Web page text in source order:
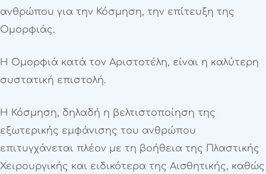
ανθρώπου για την Κόσμηση, την επίτευξη της
Ομορφιάς.
Η Ομορφιά κατά τον Αριστοτέλη, είναι η καλύτερη
συστατική επιστολή.
Η Κόσμηση, δηλαδή η βελτιστοποίηση της
εξωτερικής εμφάνισης του ανθρώπου
επιτυγχάνεται πλέον με τη βοήθεια της Πλαστικής
Χειρουργικής και ειδικότερα της Αισθητικής, καθώς